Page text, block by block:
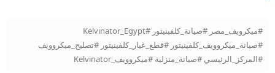
#ميكرويف_مصر #صيانة_كلفينيتور #Kelvinator_Egypt
#صيانة_ميكروويف_كلفينيتور #قطع_غيار_كلفينيتور #تصليح_ميكروويف
#المركز_الرئيسي #صيانة_منزلية #ميكروويف_Kelvinator